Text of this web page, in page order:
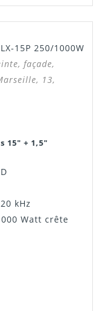
15P 250/1000W
façade,
13,
15" + 1,5"
kHz
Watt crête